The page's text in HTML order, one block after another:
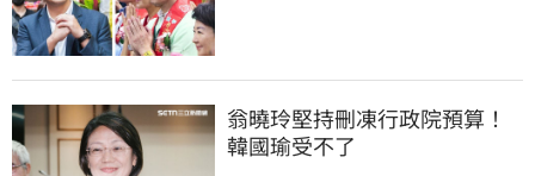
翁曉玲堅持刪凍行政院預算！
韓國瑜受不了